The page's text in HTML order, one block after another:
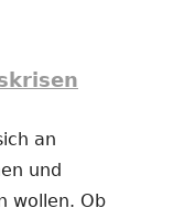
an
und
wollen. Ob